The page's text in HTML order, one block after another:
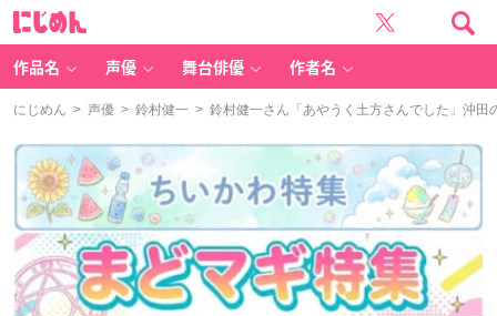
作品名 声優 舞台俳優 作者名
にじめん > 声優 > 鈴村健一 > 鈴村健一さん「あやうく土方さんでした」沖田